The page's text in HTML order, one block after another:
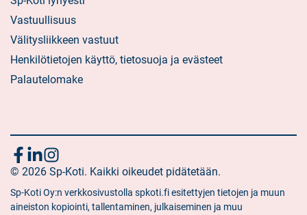
Vastuullisuus
Välitysliikkeen vastuut
Henkilötietojen käyttö, tietosuoja ja evästeet
Palautelomake
Seuraa
meitä
Sosiaalinen
media:
facebook
Sosiaalinen
media:
linkedin
Sosiaalinen
media:
instagram
© 2026 Sp-Koti. Kaikki oikeudet pidätetään.
Sp-Koti Oy:n verkkosivustolla spkoti.fi esitettyjen tietojen ja muun
aineiston kopiointi, tallentaminen, julkaiseminen ja muu